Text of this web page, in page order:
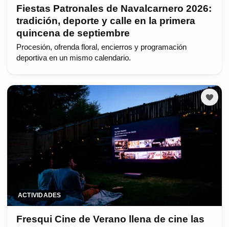
Fiestas Patronales de Navalcarnero 2026:
tradición, deporte y calle en la primera
quincena de septiembre
Procesión, ofrenda floral, encierros y programación
deportiva en un mismo calendario.
ACTIVIDADES
Fresqui Cine de Verano llena de cine las